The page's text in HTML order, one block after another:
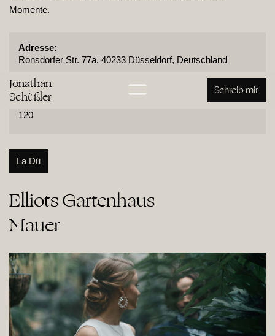
Jonathan
Schüßler Schreib mir
Momente.
Adresse:
Ronsdorfer Str. 77a, 40233 Düsseldorf, Deutschland
NRW
Personen:
120
La Dü
Elliots Gartenhaus
Mauer